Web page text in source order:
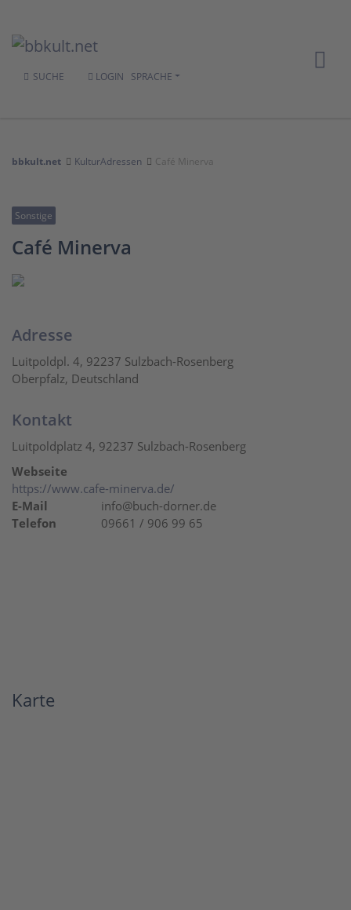
SUCHE LOGIN SPRACHE
bbkult.net KulturAdressen Café Minerva
Sonstige
Café Minerva
Adresse
Luitpoldpl. 4, 92237 Sulzbach-Rosenberg
Oberpfalz, Deutschland
Kontakt
Luitpoldplatz 4, 92237 Sulzbach-Rosenberg
Webseite
https://www.cafe-minerva.de/
E-Mail
info@buch-dorner.de
Telefon
09661 / 906 99 65
Karte